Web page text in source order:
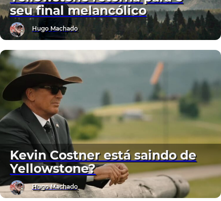
seu final melancólico
Hugo Machado
Kevin Costner está saindo de
Yellowstone?
Hugo Machado